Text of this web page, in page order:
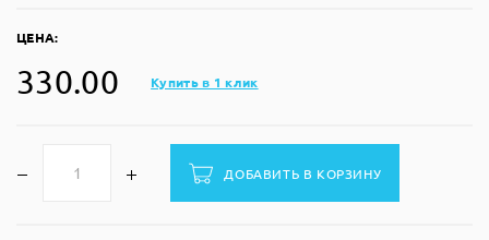
ЦЕНА:
330.00 Купить в 1 клик
ДОБАВИТЬ В КОРЗИНУ